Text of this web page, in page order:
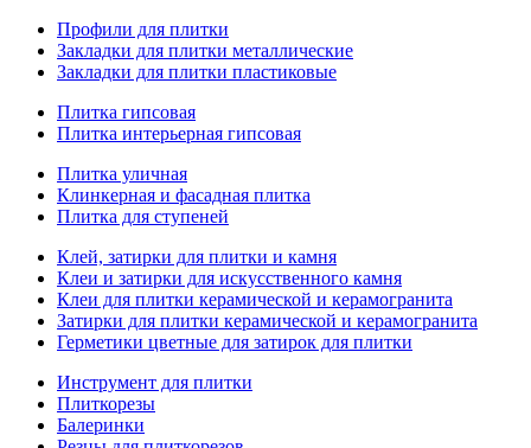
Профили для плитки
Закладки для плитки металлические
Закладки для плитки пластиковые
Плитка гипсовая
Плитка интерьерная гипсовая
Плитка уличная
Клинкерная и фасадная плитка
Плитка для ступеней
Клей, затирки для плитки и камня
Клеи и затирки для искусственного камня
Клеи для плитки керамической и керамогранита
Затирки для плитки керамической и керамогранита
Герметики цветные для затирок для плитки
Инструмент для плитки
Плиткорезы
Балеринки